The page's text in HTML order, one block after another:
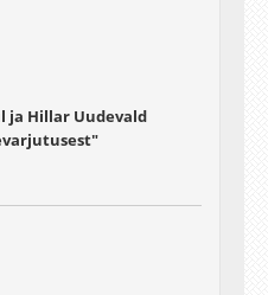
ja Hillar Uudevald